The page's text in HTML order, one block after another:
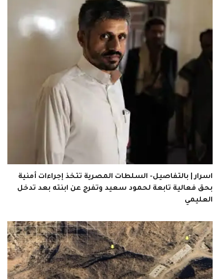
اسرار | بالتفاصيل- السلطات المصرية تتخذ إجراءات أمنية
بحق فعالية تابعة لحمود سعيد وتفرج عن ابنته بعد تدخل
العليمي